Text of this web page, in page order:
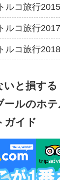
ルコ旅行
ルコ旅行
ルコ旅行
いと損す
ールのホ
ガイド